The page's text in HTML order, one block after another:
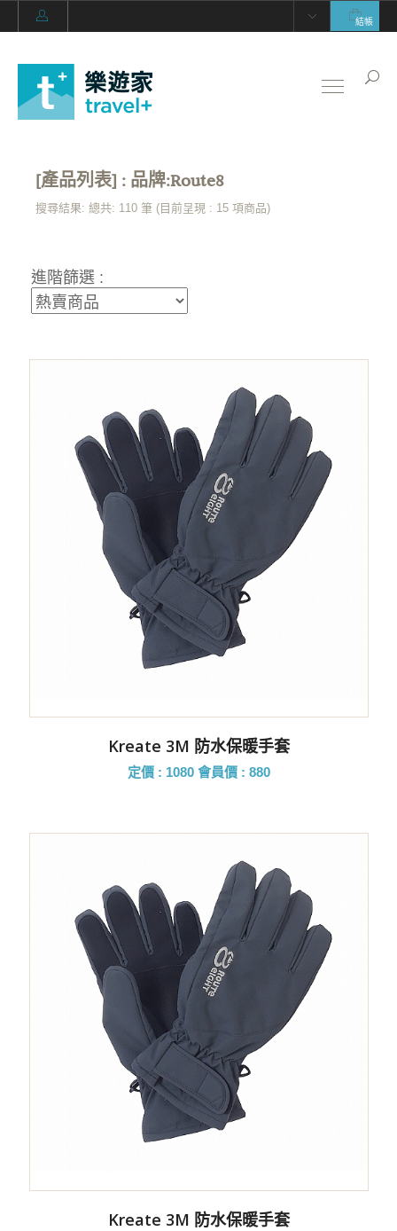
結帳
[產品列表] : 品牌:Route8
搜尋結果: 總共: 110 筆 (目前呈現 : 15 項商品)
進階篩選 :
Kreate 3M 防水保暖手套
定價 : 1080 會員價 : 880
Kreate 3M 防水保暖手套